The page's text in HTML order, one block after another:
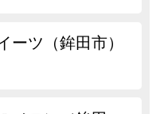
ーツ（鉾田市）